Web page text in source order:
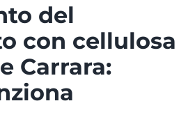
del
con cellulosa
Carrara: